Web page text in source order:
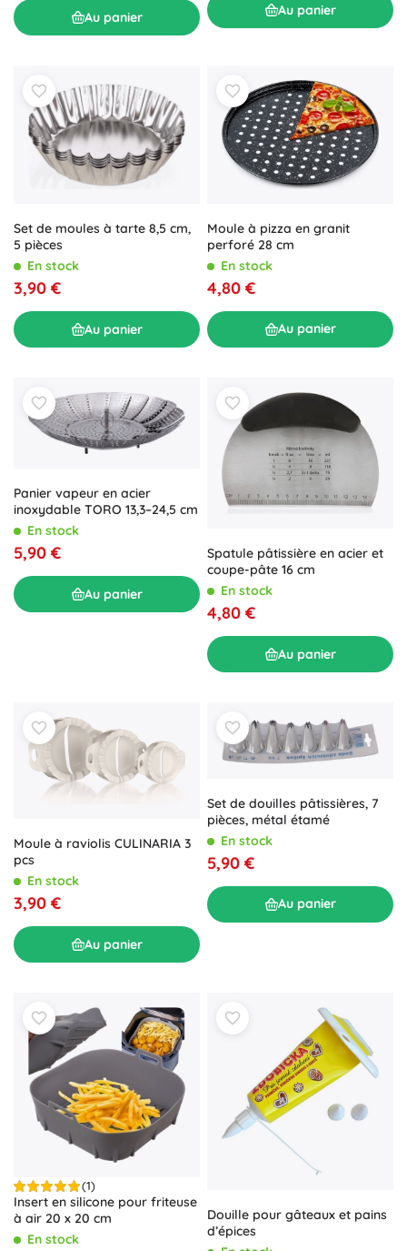
Au panier Au panier
Set de moules à tarte 8,5 cm,
5 pièces
En stock
3,90 €
Au panier
Moule à pizza en granit
perforé 28 cm
En stock
4,80 €
Au panier
Panier vapeur en acier
inoxydable TORO 13,3–24,5 cm
En stock
5,90 €
Au panier
Spatule pâtissière en acier et
coupe-pâte 16 cm
En stock
4,80 €
Au panier
Moule à raviolis CULINARIA 3
pcs
En stock
3,90 €
Au panier
Set de douilles pâtissières, 7
pièces, métal étamé
En stock
5,90 €
Au panier
(1)
Insert en silicone pour friteuse
à air 20 x 20 cm
En stock
Douille pour gâteaux et pains
d’épices